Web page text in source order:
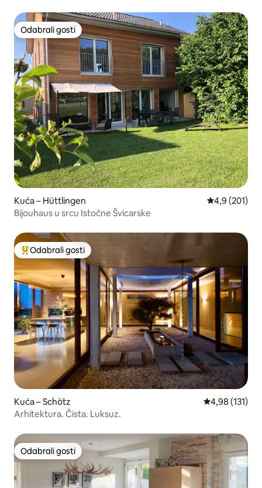
Odabrali gosti
Odabrali gosti
Kuća – Hüttlingen Prosječna
4,9 (201)
Bijouhaus u srcu Istočne Švicarske
Među najviše rangiranima s oznakom „Odabrali gosti”
Odabrali gosti
Kuća – Schötz Prosječna
4,98 (131)
Arhitektura. Čista. Luksuz.
Odabrali gosti
Odabrali gosti